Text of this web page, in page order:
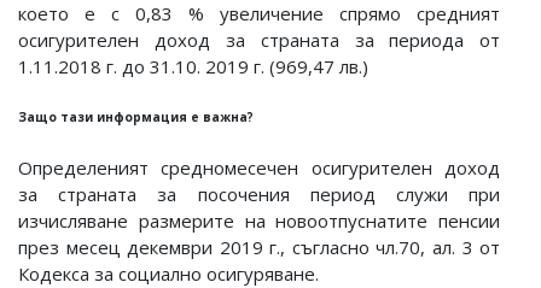
което е с 0,83 % увеличение спрямо средният
осигурителен доход за страната за периода от
1.11.2018 г. до 31.10. 2019 г. (969,47 лв.)
Защо тази информация е важна?
Определеният средномесечен осигурителен доход
за страната за посочения период служи при
изчисляване размерите на новоотпуснатите пенсии
през месец декември 2019 г., съгласно чл.70, ал. 3 от
Кодекса за социално осигуряване.